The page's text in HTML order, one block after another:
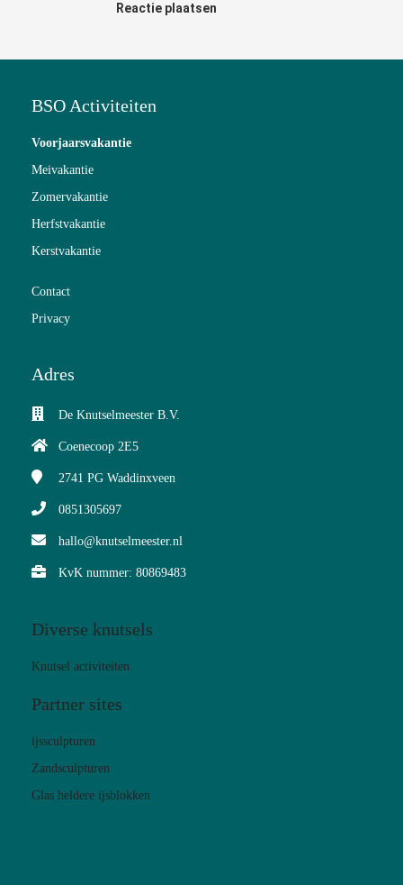
Reactie plaatsen
BSO Activiteiten
Voorjaarsvakantie
Meivakantie
Zomervakantie
Herfstvakantie
Kerstvakantie
Contact
Privacy
Adres
De Knutselmeester B.V.
Coenecoop 2E5
2741 PG Waddinxveen
0851305697
hallo@knutselmeester.nl
KvK nummer: 80869483
Diverse knutsels
Knutsel activiteiten
Partner sites
ijssculpturen
Zandsculpturen
Glas heldere ijsblokken